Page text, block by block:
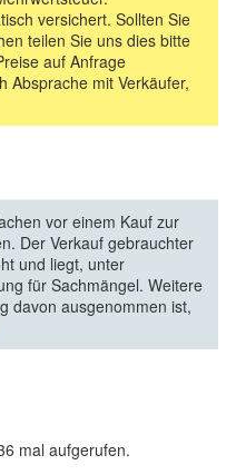
versichert. Sollten Sie
teilen Sie uns dies bitte
auf Anfrage
Absprache mit Verkäufer,
vor einem Kauf zur
Der Verkauf gebrauchter
und liegt, unter
für Sachmängel. Weitere
davon ausgenommen ist,
mal aufgerufen.